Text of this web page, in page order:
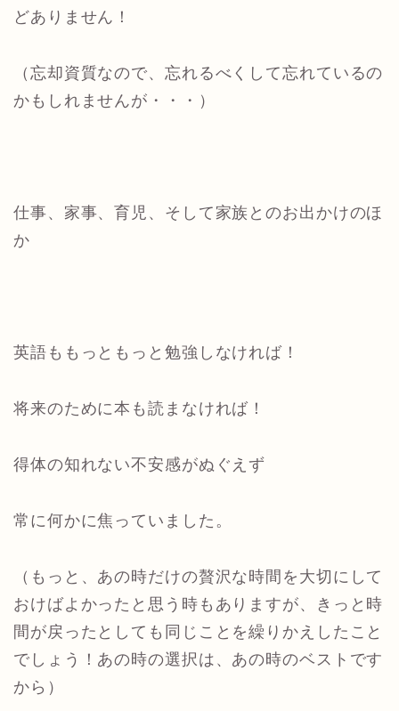
どありません！
（忘却資質なので、忘れるべくして忘れているの
かもしれませんが・・・）
仕事、家事、育児、そして家族とのお出かけのほ
か
英語ももっともっと勉強しなければ！
将来のために本も読まなければ！
得体の知れない不安感がぬぐえず
常に何かに焦っていました。
（もっと、あの時だけの贅沢な時間を大切にして
おけばよかったと思う時もありますが、きっと時
間が戻ったとしても同じことを繰りかえしたこと
でしょう！あの時の選択は、あの時のベストです
から）